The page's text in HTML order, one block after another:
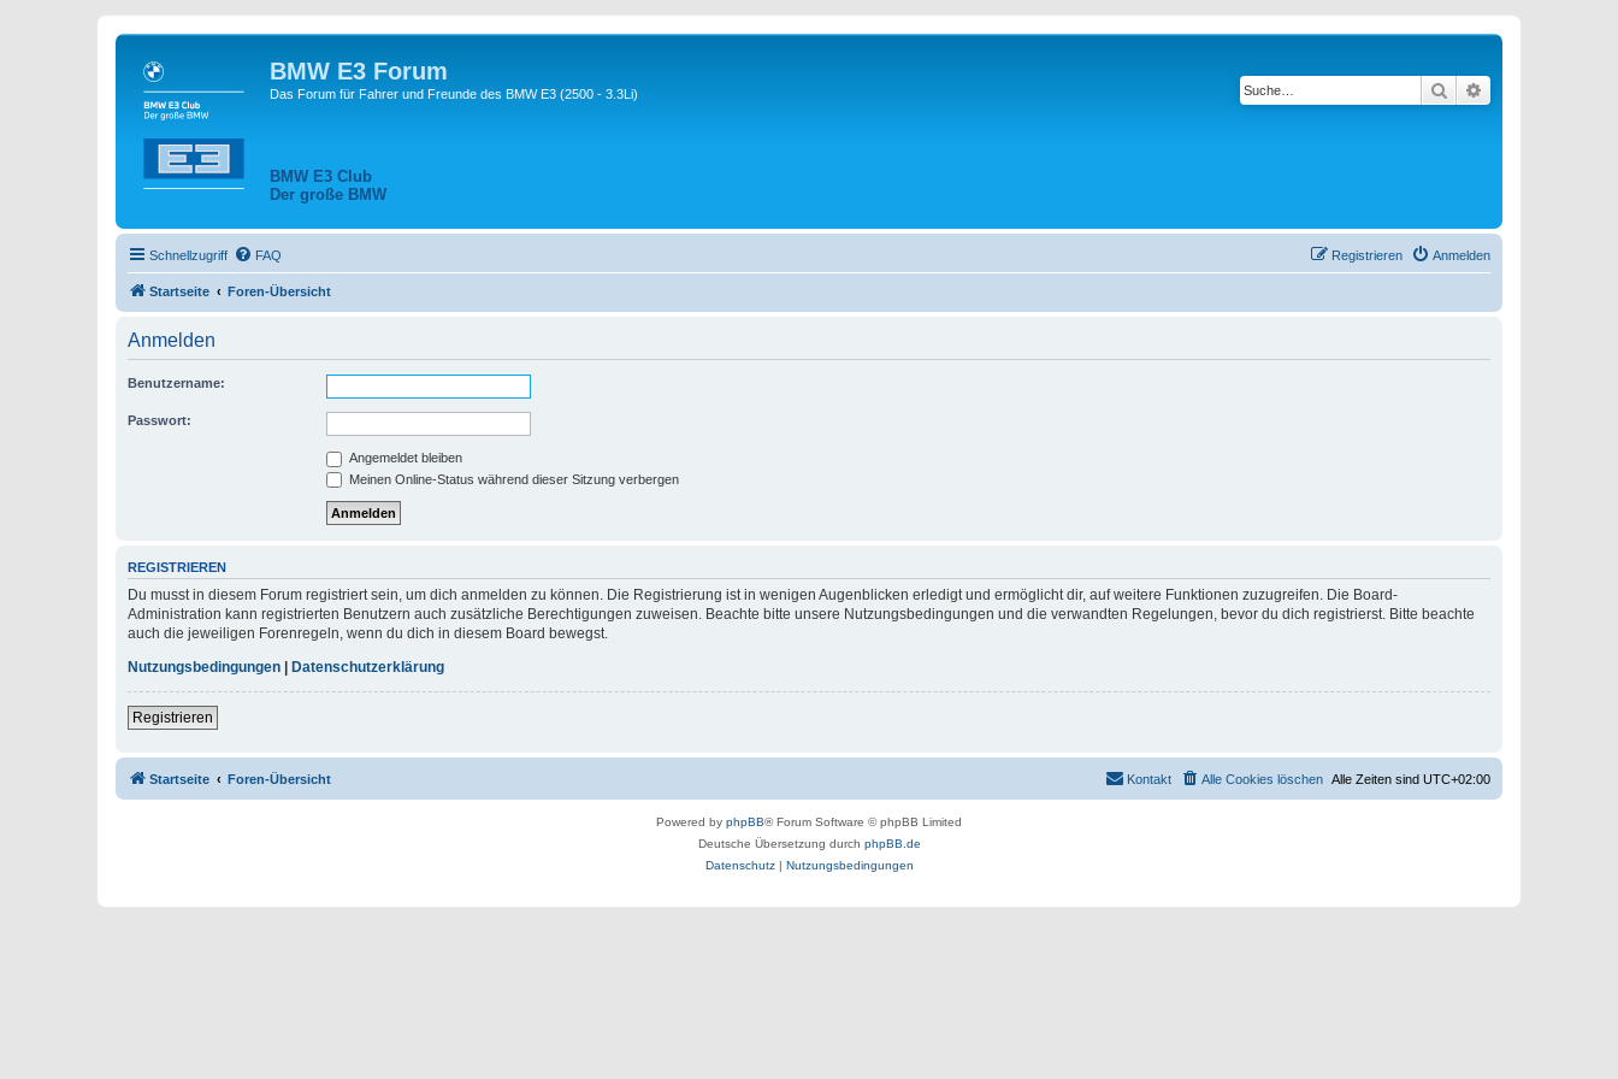
BMW E3 Forum
Das Forum für Fahrer und Freunde des BMW E3 (2500 - 3.3Li)
BMW E3 Club
Der große BMW
Suche
Schnellzugriff FAQ Anmelden
Registrieren
Startseite Foren-Übersicht
Anmelden
Benutzername:
Passwort:
Angemeldet bleiben
Meinen Online-Status während dieser Sitzung verbergen
REGISTRIEREN
Du musst in diesem Forum registriert sein, um dich anmelden zu können. Die Registrierung ist in wenigen Augenblicken erledigt und ermöglicht dir, auf weitere Funktionen zuzugreifen. Die Board-
Administration kann registrierten Benutzern auch zusätzliche Berechtigungen zuweisen. Beachte bitte unsere Nutzungsbedingungen und die verwandten Regelungen, bevor du dich registrierst. Bitte beachte
auch die jeweiligen Forenregeln, wenn du dich in diesem Board bewegst.
Nutzungsbedingungen | Datenschutzerklärung
Registrieren
Startseite Foren-Übersicht Alle Zeiten sind UTC+02:00
Alle Cookies löschen
Kontakt
Powered by phpBB® Forum Software © phpBB Limited
Deutsche Übersetzung durch phpBB.de
Datenschutz| Nutzungsbedingungen